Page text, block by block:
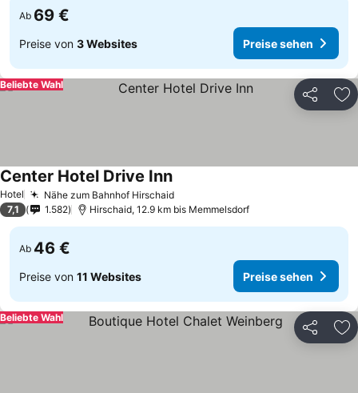
Ab 69 €
Preise von 3 Websites Preise sehen
Teilen
Beliebte Wahl
Hotel Nähe zum Bahnhof Hirschaid
Center Hotel Drive Inn
7,1 1.582 Hirschaid, 12.9 km bis Memmelsdorf
Ab 46 €
Preise von 11 Websites Preise sehen
Teilen
Beliebte Wahl